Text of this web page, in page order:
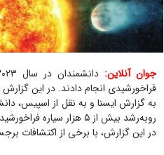
جوان آنلاین:
فراخورشیدی انجام دادند. در این
به گزارش ایسنا و به نقل از اسپیس،
روبه‌رشد بیش از ۵ هزار سیاره فراخورشیدی اضافه کردند. در میان آن‌ها سیاره‌هایی هستند که قبلاً ندیده‌ایم.
در این گزارش، با برخی از اکتشافات برجسته سال ۲۰۲۳ پیرامون سیاره‌های